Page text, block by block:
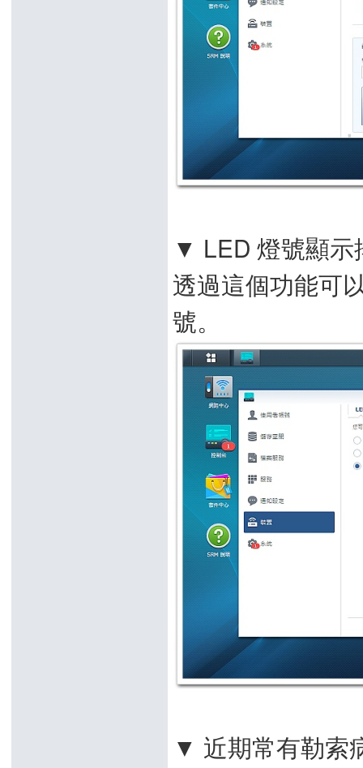
▼ LED 燈號顯示
透過這個功能可
號。
▼ 近期常有勒索